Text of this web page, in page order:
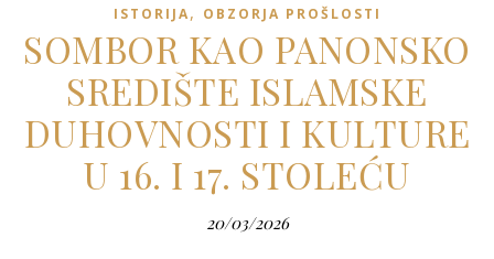
ISTORIJA, OBZORJA PROŠLOSTI
SOMBOR KAO PANONSKO
SREDIŠTE ISLAMSKE
DUHOVNOSTI I KULTURE
U 16. I 17. STOLEĆU
20/03/2026